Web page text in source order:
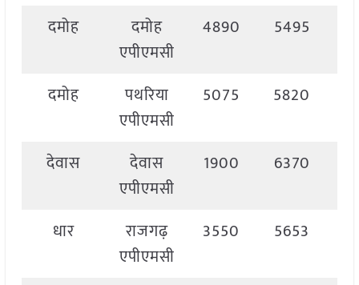
दमोह
दमोह
एपीएमसी
4890 5495
दमोह
पथरिया
एपीएमसी
5075 5820
देवास
देवास
एपीएमसी
1900 6370
धार
राजगढ़
एपीएमसी
3550 5653